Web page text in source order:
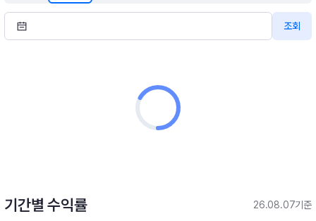
조회
기간별 수익률 26.08.07기준